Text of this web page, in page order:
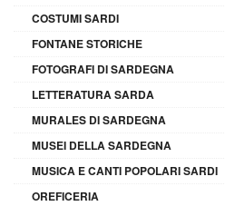
COSTUMI SARDI
FONTANE STORICHE
FOTOGRAFI DI SARDEGNA
LETTERATURA SARDA
MURALES DI SARDEGNA
MUSEI DELLA SARDEGNA
MUSICA E CANTI POPOLARI SARDI
OREFICERIA